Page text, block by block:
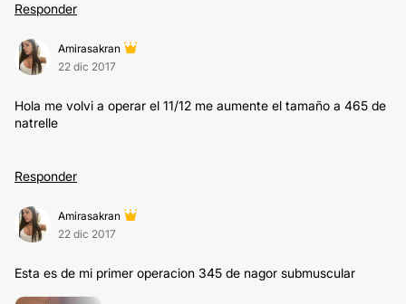
Responder
Amirasakran
22 dic 2017
Hola me volvi a operar el 11/12 me aumente el tamaño a 465 de
natrelle
Responder
Amirasakran
22 dic 2017
Esta es de mi primer operacion 345 de nagor submuscular